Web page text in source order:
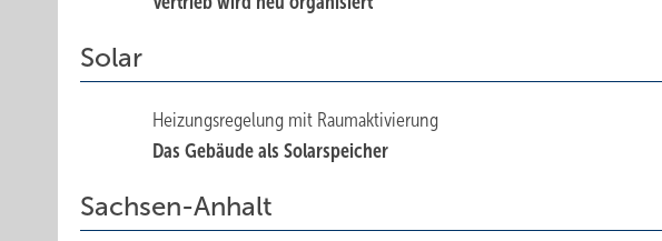
Solar
Heizungsregelung mit Raumaktivierung
Das Gebäude als Solarspeicher
Sachsen-Anhalt